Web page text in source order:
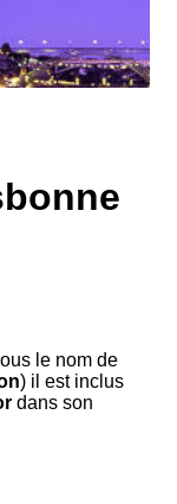
le nom de
) il est inclus
dans son